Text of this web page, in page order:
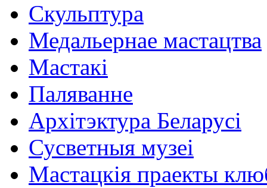
Скульптура
Медальернае мастацтва
Мастакі
Паляванне
Архітэктура Беларусі
Сусветныя музеі
Мастацкія праекты